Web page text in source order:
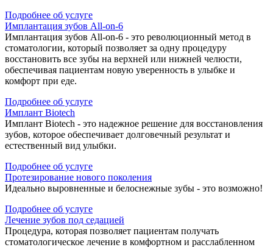
Подробнее об услуге
Имплантация зубов All-on-6
Имплантация зубов All-on-6 - это революционный метод в
стоматологии, который позволяет за одну процедуру
восстановить все зубы на верхней или нижней челюсти,
обеспечивая пациентам новую уверенность в улыбке и
комфорт при еде.
Подробнее об услуге
Имплант Biotech
Имплант Biotech - это надежное решение для восстановления
зубов, которое обеспечивает долговечный результат и
естественный вид улыбки.
Подробнее об услуге
Протезирование нового поколения
Идеально выровненные и белоснежные зубы - это возможно!
Подробнее об услуге
Лечение зубов под седацией
Процедура, которая позволяет пациентам получать
стоматологическое лечение в комфортном и расслабленном